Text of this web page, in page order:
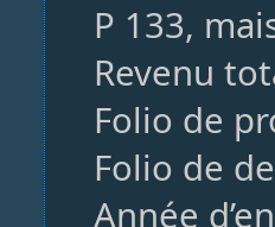
P 133,
Revenu
Folio de
Folio de
Année